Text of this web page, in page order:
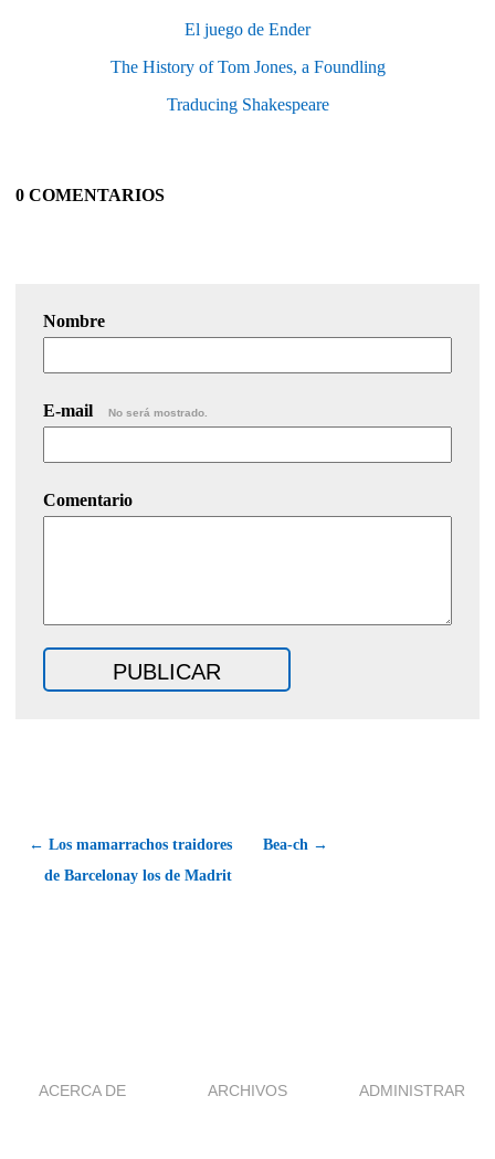
El juego de Ender
The History of Tom Jones, a Foundling
Traducing Shakespeare
0 COMENTARIOS
Nombre
E-mail No será mostrado.
Comentario
← Los mamarrachos traidores
de Barcelonay los de Madrit
Bea-ch →
ACERCA DE ARCHIVOS ADMINISTRAR